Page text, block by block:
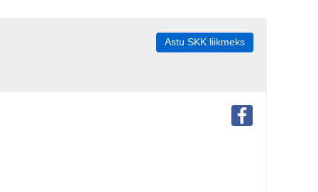
Astu SKK liikmeks